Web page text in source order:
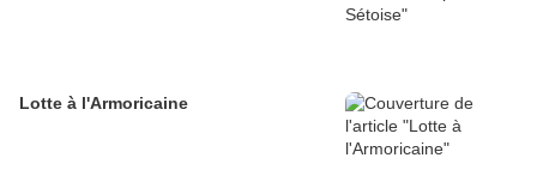
Lotte à l'Armoricaine